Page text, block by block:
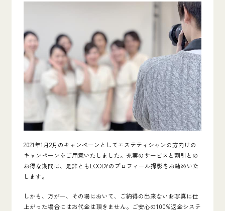
2021年1月2月のキャンペーンとしてエステティシャンの方向けの
キャンペーンをご用意いたしました。充実のサービスと割引との
お得な期間に、是非ともLOODYのプロフィール撮影をお勧めいた
します。
しかも、万が一、その場において、ご納得の出来ないお写真に仕
上がった場合にはお代金は頂きません。ご安心の100%返金システ